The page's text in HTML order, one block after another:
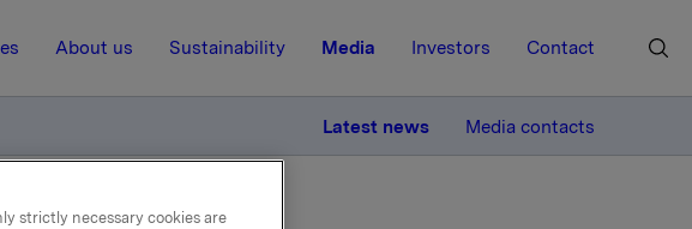
About us Sustainability Media Investors Contact
Latest news Media contacts
strictly necessary cookies are